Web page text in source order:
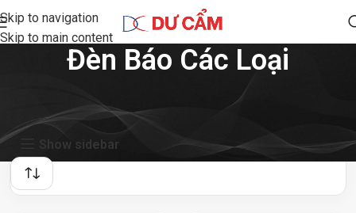
Skip to navigation
Skip to main content
Đèn Báo Các Loại
Showing all 6 results
Show sidebar